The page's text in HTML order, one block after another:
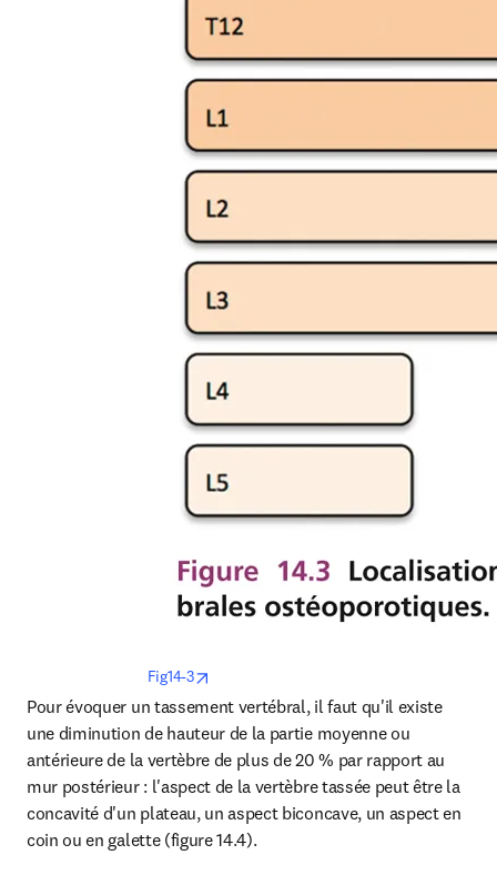
Fig14-3
Pour évoquer un tassement vertébral, il faut qu'il existe
une diminution de hauteur de la partie moyenne ou
antérieure de la vertèbre de plus de 20 % par rapport au
mur postérieur : l'aspect de la vertèbre tassée peut être la
concavité d'un plateau, un aspect biconcave, un aspect en
coin ou en galette (figure 14.4).